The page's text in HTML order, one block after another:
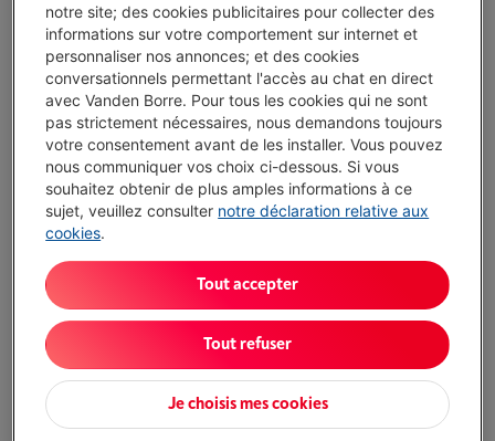
Délai >3 sem. -Voir le stock
€ 59,89
J'achète
Caractéristiques
Compatibilité PC (Windows): Oui
Compatibilité Sony Playstation: Non
notre site; des cookies publicitaires pour collecter des
informations sur votre comportement sur internet et
personnaliser nos annonces; et des cookies
conversationnels permettant l'accès au chat en direct
avec Vanden Borre. Pour tous les cookies qui ne sont
pas strictement nécessaires, nous demandons toujours
votre consentement avant de les installer. Vous pouvez
nous communiquer vos choix ci-dessous. Si vous
souhaitez obtenir de plus amples informations à ce
sujet, veuillez consulter notre déclaration relative aux
cookies.
Je choisis mes cookies
Tout refuser
Tout accepter